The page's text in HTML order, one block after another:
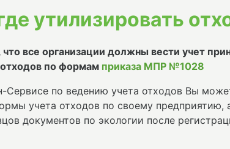
утилизировать
все организации должны вести учет
по формам приказа МПР №1028
Сервисе по ведению учета отходов Вы
учета отходов по своему предприятию,
документов по экологии после